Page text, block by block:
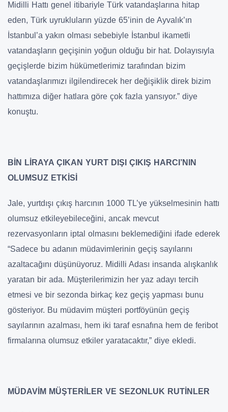
Midilli Hattı genel itibariyle Türk vatandaşlarına hitap
eden, Türk uyrukluların yüzde 65’inin de Ayvalık’ın
İstanbul’a yakın olması sebebiyle İstanbul ikametli
vatandaşların geçişinin yoğun olduğu bir hat. Dolayısıyla
geçişlerde bizim hükümetlerimiz tarafından bizim
vatandaşlarımızı ilgilendirecek her değişiklik direk bizim
hattımıza diğer hatlara göre çok fazla yansıyor.” diye
konuştu.
BİN LİRAYA ÇIKAN YURT DIŞI ÇIKIŞ HARCI’NIN
OLUMSUZ ETKİSİ
Jale, yurtdışı çıkış harcının 1000 TL’ye yükselmesinin hattı
olumsuz etkileyebileceğini, ancak mevcut
rezervasyonların iptal olmasını beklemediğini ifade ederek
“Sadece bu adanın müdavimlerinin geçiş sayılarını
azaltacağını düşünüyoruz. Midilli Adası insanda alışkanlık
yaratan bir ada. Müşterilerimizin her yaz adayı tercih
etmesi ve bir sezonda birkaç kez geçiş yapması bunu
gösteriyor. Bu müdavim müşteri portföyünün geçiş
sayılarının azalması, hem iki taraf esnafına hem de feribot
firmalarına olumsuz etkiler yaratacaktır,” diye ekledi.
MÜDAVİM MÜŞTERİLER VE SEZONLUK RUTİNLER